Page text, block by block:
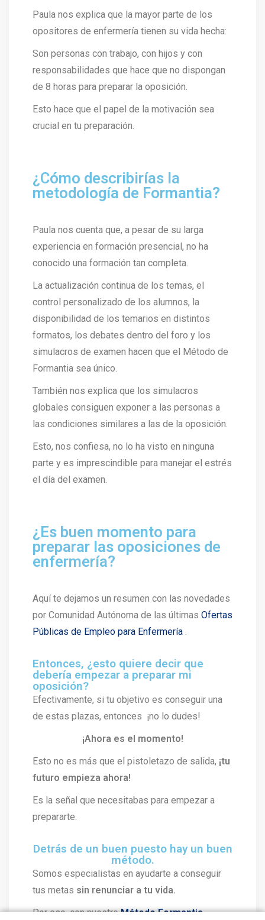
Paula nos explica que la mayor parte de los
opositores de enfermería tienen su vida hecha:
Son personas con trabajo, con hijos y con
responsabilidades que hace que no dispongan
de 8 horas para preparar la oposición.
Esto hace que el papel de la motivación sea
crucial en tu preparación.
¿Cómo describirías la
metodología de Formantia?
Paula nos cuenta que, a pesar de su larga
experiencia en formación presencial, no ha
conocido una formación tan completa.
La actualización continua de los temas, el
control personalizado de los alumnos, la
disponibilidad de los temarios en distintos
formatos, los debates dentro del foro y los
simulacros de examen hacen que el Método de
Formantia sea único.
También nos explica que los simulacros
globales consiguen exponer a las personas a
las condiciones similares a las de la oposición.
Esto, nos confiesa, no lo ha visto en ninguna
parte y es imprescindible para manejar el estrés
el día del examen.
¿Es buen momento para
preparar las oposiciones de
enfermería?
Aquí te dejamos un resumen con las novedades
por Comunidad Autónoma de las últimas Ofertas
Públicas de Empleo para Enfermería .
Entonces, ¿esto quiere decir que
debería empezar a preparar mi
oposición?
Efectivamente, si tu objetivo es conseguir una
de estas plazas, entonces ¡no lo dudes!
¡Ahora es el momento!
Esto no es más que el pistoletazo de salida, ¡tu
futuro empieza ahora!
Es la señal que necesitabas para empezar a
prepararte.
Detrás de un buen puesto hay un buen
método.
Somos especialistas en ayudarte a conseguir
tus metas sin renunciar a tu vida.
Por eso, con nuestroMétodo Formantia,